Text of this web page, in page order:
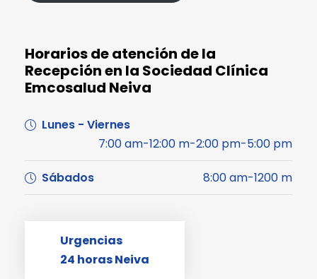
Horarios de atención de la
Recepción en la Sociedad Clínica
Emcosalud Neiva
Lunes - Viernes
7:00 am-12:00 m-2:00 pm-5:00 pm
Sábados 8:00 am-1200 m
Urgencias
24 horas Neiva